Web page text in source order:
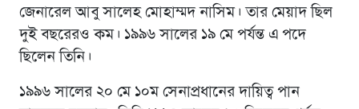
জেনারেল আবু সালেহ মোহাম্মদ নাসিম। তার মেয়াদ ছিল
দুই বছরেরও কম। ১৯৯৬ সালের ১৯ মে পর্যন্ত এ পদে
ছিলেন তিনি।
১৯৯৬ সালের ২০ মে ১০ম সেনাপ্রধানের দায়িত্ব পান